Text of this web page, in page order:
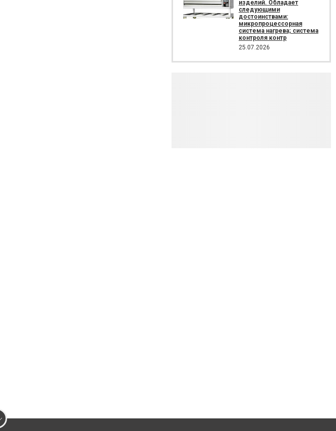
изделий. Обладает
следующими
достоинствами:
микропроцессорная
система нагрева; система
контроля контр
25.07.2026